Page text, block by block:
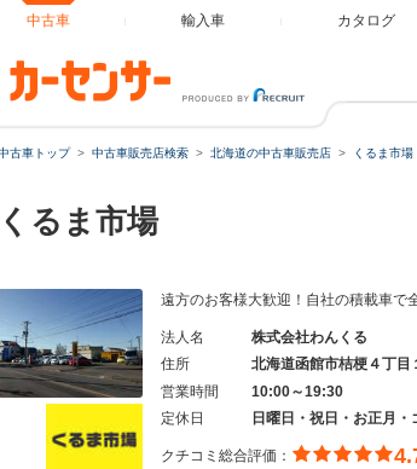
中古車 輸入車 カタログ
古車トップ 中古車販売店検索 北海道の中古車販売店 くるま市場
くるま市場
遠方のお客様大歓迎！自社の積載車で
法人名
株式会社わんくる
住所
北海道函館市桔梗４丁目
営業時間
10:00～19:30
定休日
日曜日・祝日・お正月
クチコミ総合評価：